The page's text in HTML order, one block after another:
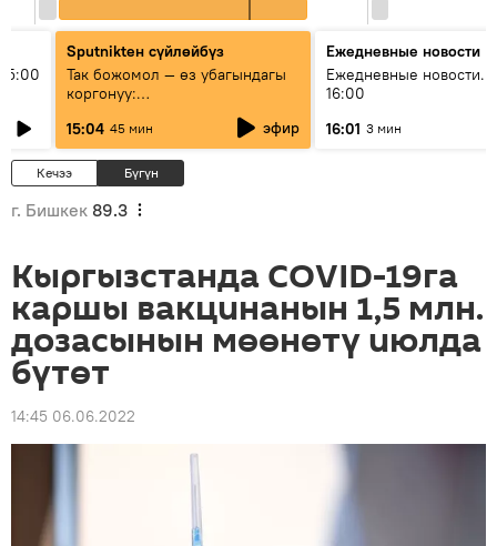
Sputnikteн сүйлөйбүз
Так божомол — өз убагындагы
коргонуу:
гидрометеорологиялык кызмат
кантип өркүндөтүлүүдө
15:04 45 мин эфир
Ежедневные новости
Ежедневные новости.
16:00
16:01 3 мин
Кечээ Бүгүн
г. Бишкек 89.3
Кыргызстанда COVID-19га
каршы вакцинанын 1,5 млн.
дозасынын мөөнөтү июлда
бүтөт
14:45 06.06.2022